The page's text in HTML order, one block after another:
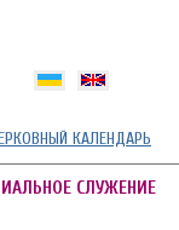
КАЛЕНДАРЬ
СЛУЖЕНИЕ